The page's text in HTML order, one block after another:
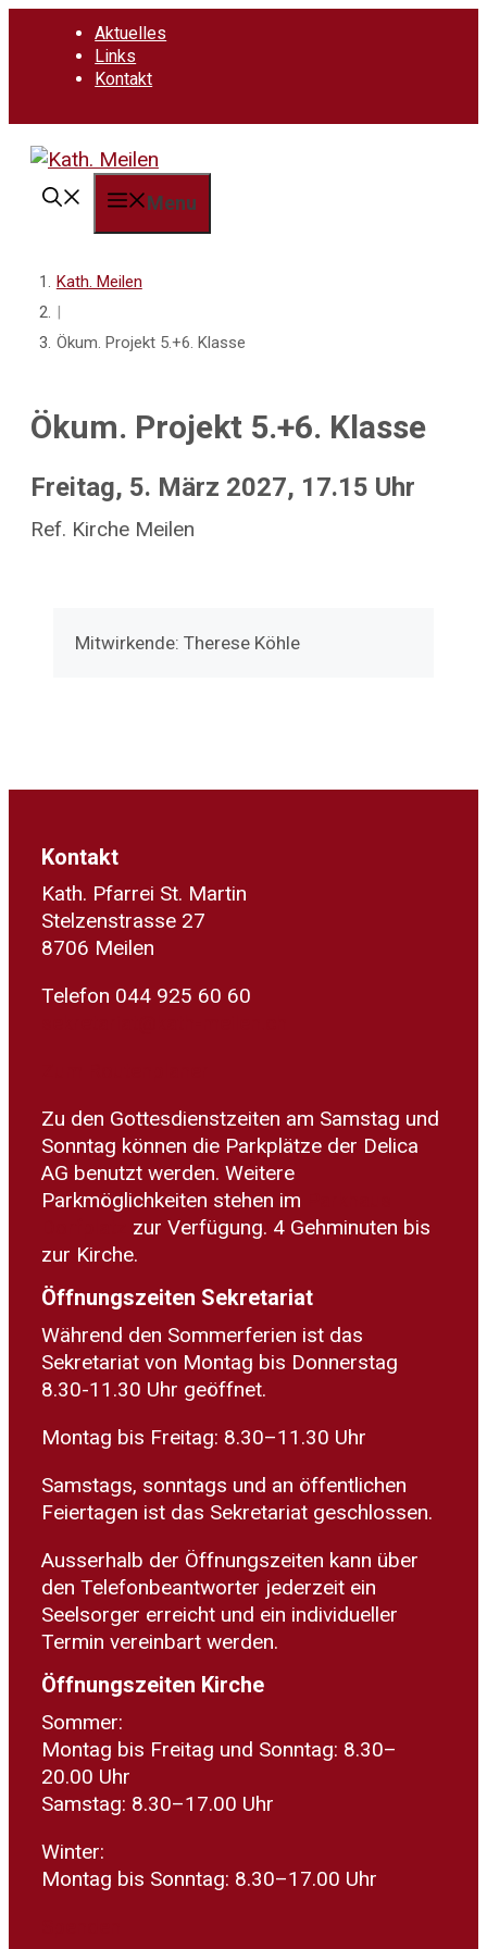
Aktuelles
Links
Kontakt
Menu
Kath. Meilen
|
Ökum. Projekt 5.+6. Klasse
Ökum. Projekt 5.+6. Klasse
Freitag, 5. März 2027, 17.15 Uhr
Ref. Kirche Meilen
Mitwirkende: Therese Köhle
Kontakt
Kath. Pfarrei St. Martin
Stelzenstrasse 27
8706 Meilen
Telefon 044 925 60 60
Zu den Gottesdienstzeiten am Samstag und
Sonntag können die Parkplätze der Delica
AG benutzt werden. Weitere
Parkmöglichkeiten stehen im
zur Verfügung. 4 Gehminuten bis
zur Kirche.
Öffnungszeiten Sekretariat
Während den Sommerferien ist das
Sekretariat von Montag bis Donnerstag
8.30-11.30 Uhr geöffnet.
Montag bis Freitag: 8.30–11.30 Uhr
Samstags, sonntags und an öffentlichen
Feiertagen ist das Sekretariat geschlossen.
Ausserhalb der Öffnungszeiten kann über
den Telefonbeantworter jederzeit ein
Seelsorger erreicht und ein individueller
Termin vereinbart werden.
Öffnungszeiten Kirche
Sommer:
Montag bis Freitag und Sonntag: 8.30–
20.00 Uhr
Samstag: 8.30–17.00 Uhr
Winter:
Montag bis Sonntag: 8.30–17.00 Uhr